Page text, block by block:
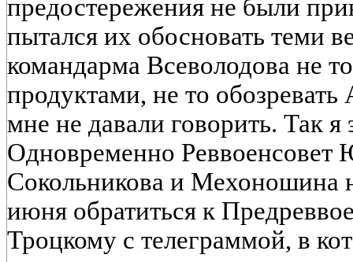
предостережения не были
пытался их обосновать теми
командарма Всеволодова не
продуктами, не то
мне не давали говорить. Так я
Одновременно Реввоенсовет
Сокольникова и
июня обратиться к
Троцкому с телеграммой, в